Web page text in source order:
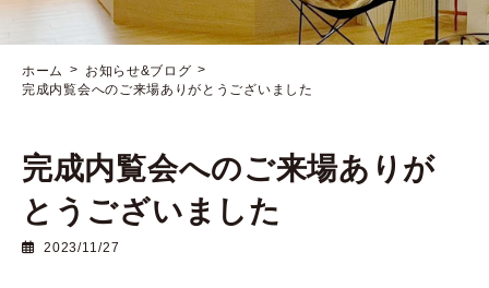
ホーム
お知らせ&ブログ
完成内覧会へのご来場ありがとうございました
完成内覧会へのご来場ありが
とうございました
2023/11/27